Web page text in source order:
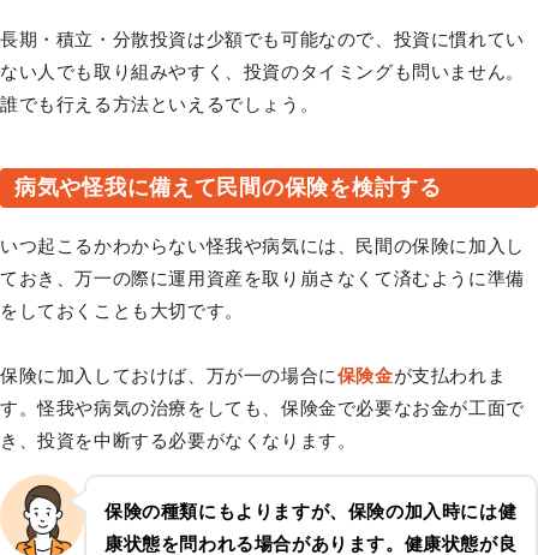
長期・積立・分散投資は少額でも可能なので、投資に慣れてい
ない人でも取り組みやすく、投資のタイミングも問いません。
誰でも行える方法といえるでしょう。
病気や怪我に備えて民間の保険を検討する
いつ起こるかわからない怪我や病気には、民間の保険に加入し
ておき、万一の際に運用資産を取り崩さなくて済むように準備
をしておくことも大切です。
保険に加入しておけば、万が一の場合に保険金が支払われま
す。怪我や病気の治療をしても、保険金で必要なお金が工面で
き、投資を中断する必要がなくなります。
保険の種類にもよりますが、保険の加入時には健
康状態を問われる場合があります。健康状態が良